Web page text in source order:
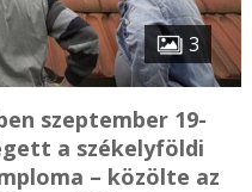
3
szeptember 19-
a székelyföldi
– közölte az